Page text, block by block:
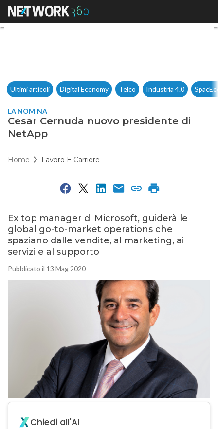
Cesar Cernuda nuovo
Ultimi articoli Digital Economy Telco Industria 4.0
LA NOMINA
Cesar Cernuda nuovo presidente di
NetApp
Home Lavoro E Carriere
Ex top manager di Microsoft, guiderà le
global go-to-market operations che
spaziano dalle vendite, al marketing, ai
servizi e al supporto
Pubblicato il 13 Mag 2020
Chiedi all'AI